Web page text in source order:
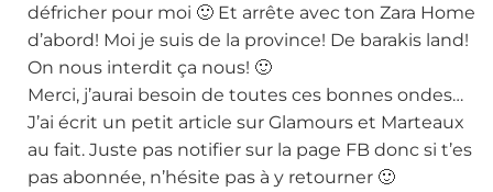
défricher pour moi 🙂 Et arrête avec ton Zara Home
d’abord! Moi je suis de la province! De barakis land!
On nous interdit ça nous! 🙂
Merci, j’aurai besoin de toutes ces bonnes ondes…
J’ai écrit un petit article sur Glamours et Marteaux
au fait. Juste pas notifier sur la page FB donc si t’es
pas abonnée, n’hésite pas à y retourner 🙂